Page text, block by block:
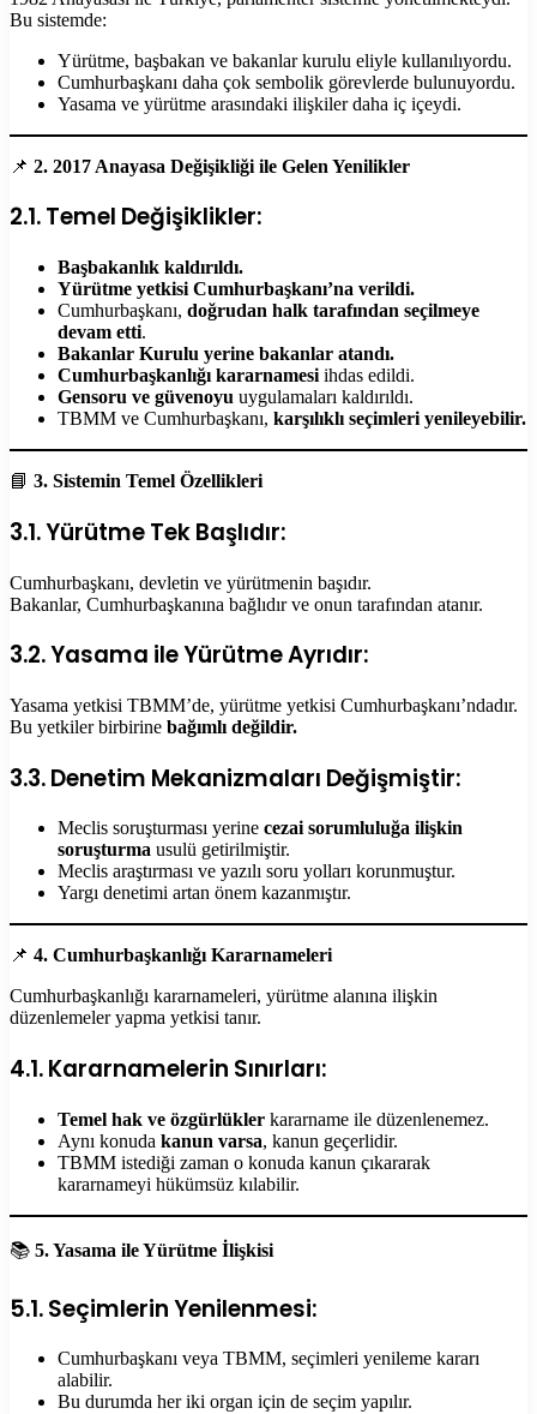
Bu sistemde:
Yürütme, başbakan ve bakanlar kurulu eliyle kullanılıyordu.
Cumhurbaşkanı daha çok sembolik görevlerde bulunuyordu.
Yasama ve yürütme arasındaki ilişkiler daha iç içeydi.
📌 2. 2017 Anayasa Değişikliği ile Gelen Yenilikler
2.1. Temel Değişiklikler:
Başbakanlık kaldırıldı.
Yürütme yetkisi Cumhurbaşkanı’na verildi.
Cumhurbaşkanı, doğrudan halk tarafından seçilmeye
devam etti.
Bakanlar Kurulu yerine bakanlar atandı.
Cumhurbaşkanlığı kararnamesi ihdas edildi.
Gensoru ve güvenoyu uygulamaları kaldırıldı.
TBMM ve Cumhurbaşkanı, karşılıklı seçimleri yenileyebilir.
📘 3. Sistemin Temel Özellikleri
3.1. Yürütme Tek Başlıdır:
Cumhurbaşkanı, devletin ve yürütmenin başıdır.
Bakanlar, Cumhurbaşkanına bağlıdır ve onun tarafından atanır.
3.2. Yasama ile Yürütme Ayrıdır:
Yasama yetkisi TBMM’de, yürütme yetkisi Cumhurbaşkanı’ndadır.
Bu yetkiler birbirine bağımlı değildir.
3.3. Denetim Mekanizmaları Değişmiştir:
Meclis soruşturması yerine cezai sorumluluğa ilişkin
soruşturma usulü getirilmiştir.
Meclis araştırması ve yazılı soru yolları korunmuştur.
Yargı denetimi artan önem kazanmıştır.
📌 4. Cumhurbaşkanlığı Kararnameleri
Cumhurbaşkanlığı kararnameleri, yürütme alanına ilişkin
düzenlemeler yapma yetkisi tanır.
4.1. Kararnamelerin Sınırları:
Temel hak ve özgürlükler kararname ile düzenlenemez.
Aynı konuda kanun varsa, kanun geçerlidir.
TBMM istediği zaman o konuda kanun çıkararak
kararnameyi hükümsüz kılabilir.
📚 5. Yasama ile Yürütme İlişkisi
5.1. Seçimlerin Yenilenmesi:
Cumhurbaşkanı veya TBMM, seçimleri yenileme kararı
alabilir.
Bu durumda her iki organ için de seçim yapılır.